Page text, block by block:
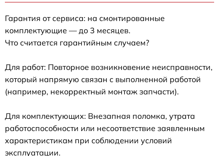
Гарантия от сервиса: на смонтированные
комплектующие — до 3 месяцев.
Что считается гарантийным случаем?
Для работ: Повторное возникновение неисправности,
который напрямую связан с выполненной работой
(например, некорректный монтаж запчасти).
Для комплектующих: Внезапная поломка, утрата
работоспособности или несоответствие заявленным
характеристикам при соблюдении условий
эксплуатации.